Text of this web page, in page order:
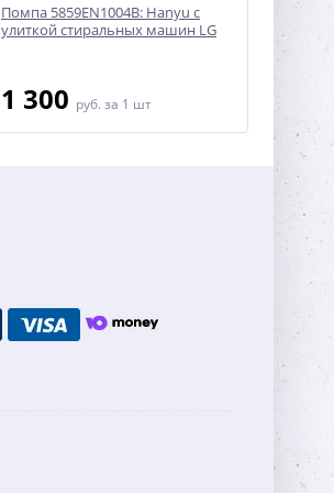
Помпа 5859EN1004B: Hanyu с
улиткой стиральных машин LG
1 300 руб. за 1 шт
Помпа